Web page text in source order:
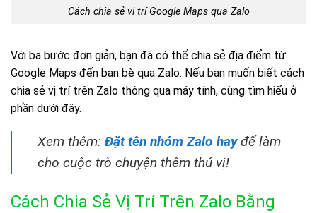
Cách chia sẻ vị trí Google Maps qua Zalo
Với ba bước đơn giản, bạn đã có thể chia sẻ địa điểm từ
Google Maps đến bạn bè qua Zalo. Nếu bạn muốn biết cách
chia sẻ vị trí trên Zalo thông qua máy tính, cùng tìm hiểu ở
phần dưới đây.
Xem thêm: Đặt tên nhóm Zalo hayđể làm
cho cuộc trò chuyện thêm thú vị!
Cách Chia Sẻ Vị Trí Trên Zalo Bằng